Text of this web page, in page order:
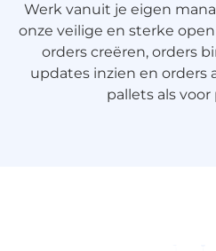
Werk vanuit je eigen
onze veilige en sterke
orders creëren, orders
updates inzien en orders
pallets als